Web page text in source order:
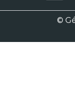
©